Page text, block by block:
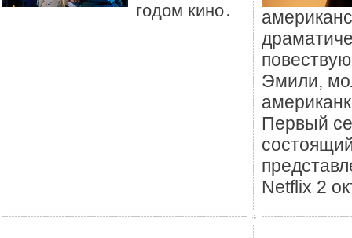
годом кино․
Эмили,
Первый
Netflix 2